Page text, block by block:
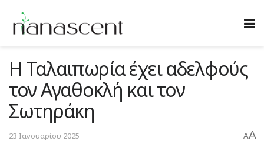
H Ταλαιπωρία έχει αδελφούς
τον Αγαθοκλή και τον
Σωτηράκη
23 Ιανουαρίου 2025 AA